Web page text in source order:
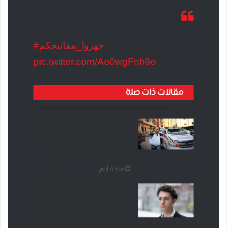
#جهزوا_مفاتيحكم
pic.twitter.com/Ao0wgFnh9o
مقالات ذات صلة
منذ 4 أيام